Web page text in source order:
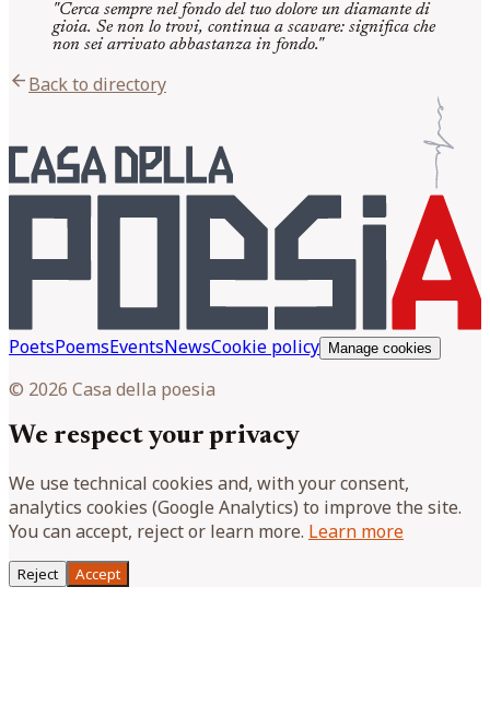
"Cerca sempre nel fondo del tuo dolore un diamante di
gioia. Se non lo trovi, continua a scavare: significa che
non sei arrivato abbastanza in fondo."
arrow_backBack to directory
PoetsPoemsEventsNewsCookie policy Manage cookies
© 2026 Casa della poesia
We respect your privacy
We use technical cookies and, with your consent,
analytics cookies (Google Analytics) to improve the site.
You can accept, reject or learn more. Learn more
Reject Accept